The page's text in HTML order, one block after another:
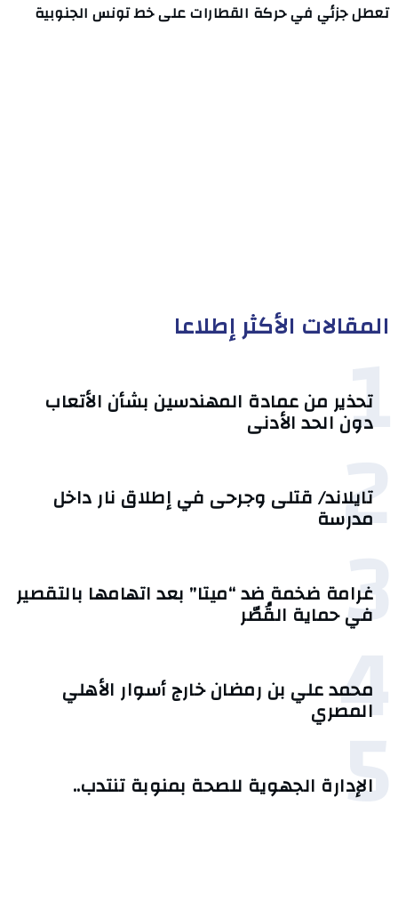
تعطل جزئي في حركة القطارات على خط تونس الجنوبية
المقالات الأكثر إطلاعا
1
تحذير من عمادة المهندسين بشأن الأتعاب
دون الحد الأدنى
2
تايلاند/ قتلى وجرحى في إطلاق نار داخل
مدرسة
3
غرامة ضخمة ضد “ميتا” بعد اتهامها بالتقصير
في حماية القُصّر
4
محمد علي بن رمضان خارج أسوار الأهلي
المصري
5
الإدارة الجهوية للصحة بمنوبة تنتدب..